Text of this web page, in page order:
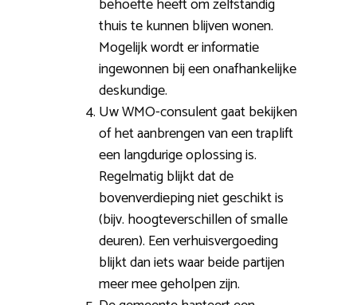
behoefte heeft om zelfstandig
thuis te kunnen blijven wonen.
Mogelijk wordt er informatie
ingewonnen bij een onafhankelijke
deskundige.
Uw WMO-consulent gaat bekijken
of het aanbrengen van een traplift
een langdurige oplossing is.
Regelmatig blijkt dat de
bovenverdieping niet geschikt is
(bijv. hoogteverschillen of smalle
deuren). Een verhuisvergoeding
blijkt dan iets waar beide partijen
meer mee geholpen zijn.